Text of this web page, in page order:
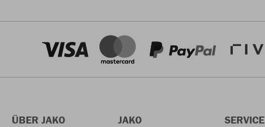
ÜBER JAKO
JAKO
SERVICE